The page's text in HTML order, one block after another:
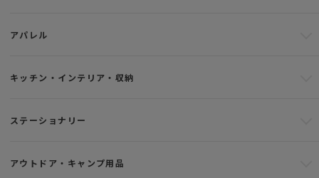
アパレル
キッチン・インテリア・収納
ステーショナリー
アウトドア・キャンプ用品